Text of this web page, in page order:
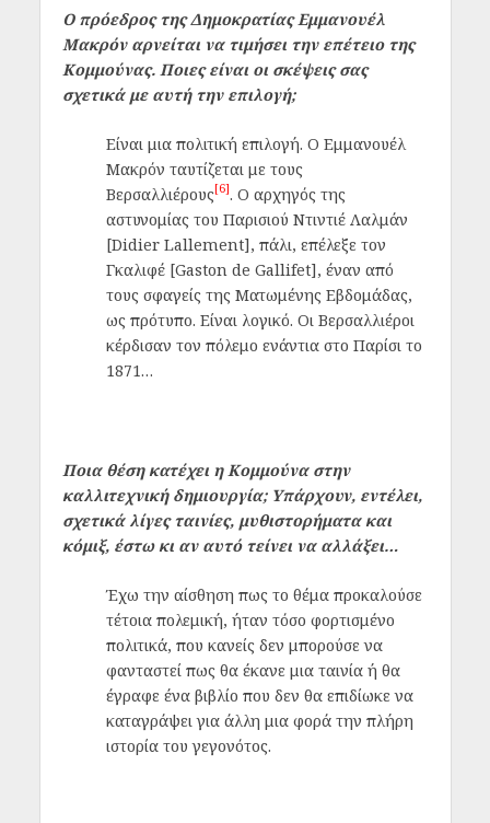
Ο πρόεδρος της Δημοκρατίας Εμμανουέλ
Μακρόν αρνείται να τιμήσει την επέτειο της
Κομμούνας. Ποιες είναι οι σκέψεις σας
σχετικά με αυτή την επιλογή;
Είναι μια πολιτική επιλογή. Ο Εμμανουέλ
Μακρόν ταυτίζεται με τους
Βερσαλλιέρους[6]. Ο αρχηγός της
αστυνομίας του Παρισιού Ντιντιέ Λαλμάν
[Didier Lallement], πάλι, επέλεξε τον
Γκαλιφέ [Gaston de Gallifet], έναν από
τους σφαγείς της Ματωμένης Εβδομάδας,
ως πρότυπο. Είναι λογικό. Οι Βερσαλλιέροι
κέρδισαν τον πόλεμο ενάντια στο Παρίσι το
1871…
Ποια θέση κατέχει η Κομμούνα στην
καλλιτεχνική δημιουργία; Υπάρχουν, εντέλει,
σχετικά λίγες ταινίες, μυθιστορήματα και
κόμιξ, έστω κι αν αυτό τείνει να αλλάξει…
Έχω την αίσθηση πως το θέμα προκαλούσε
τέτοια πολεμική, ήταν τόσο φορτισμένο
πολιτικά, που κανείς δεν μπορούσε να
φανταστεί πως θα έκανε μια ταινία ή θα
έγραφε ένα βιβλίο που δεν θα επιδίωκε να
καταγράψει για άλλη μια φορά την πλήρη
ιστορία του γεγονότος.